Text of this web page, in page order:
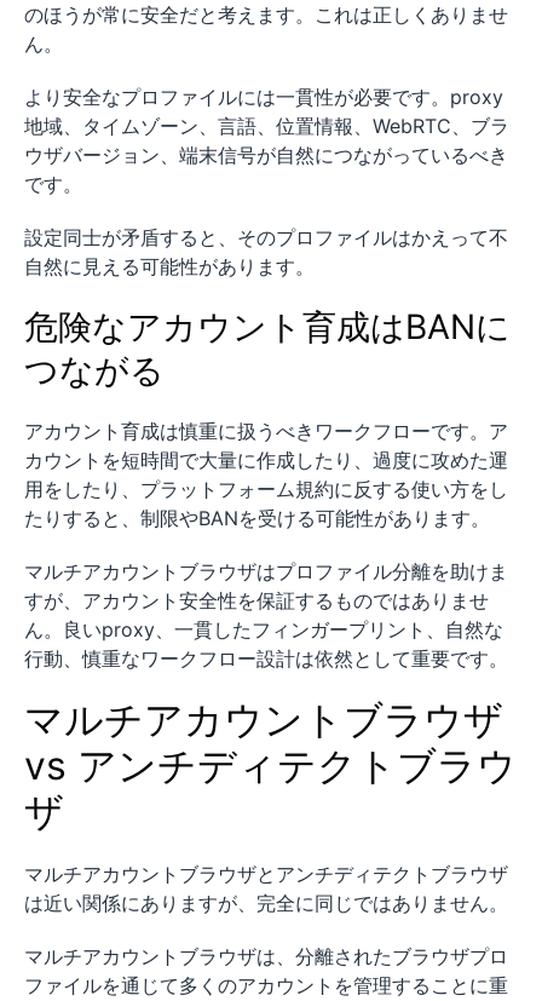
のほうが常に安全だと考えます。これは正しくありませ
ん。
より安全なプロファイルには一貫性が必要です。proxy
地域、タイムゾーン、言語、位置情報、WebRTC、ブラ
ウザバージョン、端末信号が自然につながっているべき
です。
設定同士が矛盾すると、そのプロファイルはかえって不
自然に見える可能性があります。
危険なアカウント育成はBANに
つながる
アカウント育成は慎重に扱うべきワークフローです。ア
カウントを短時間で大量に作成したり、過度に攻めた運
用をしたり、プラットフォーム規約に反する使い方をし
たりすると、制限やBANを受ける可能性があります。
マルチアカウントブラウザはプロファイル分離を助けま
すが、アカウント安全性を保証するものではありませ
ん。良いproxy、一貫したフィンガープリント、自然な
行動、慎重なワークフロー設計は依然として重要です。
マルチアカウントブラウザ
vs アンチディテクトブラウ
ザ
マルチアカウントブラウザとアンチディテクトブラウザ
は近い関係にありますが、完全に同じではありません。
マルチアカウントブラウザは、分離されたブラウザプロ
ファイルを通じて多くのアカウントを管理することに重